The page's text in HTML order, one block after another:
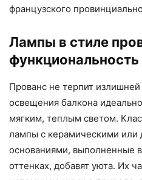
французского
Лампы в стиле
функциональность
Прованс не терпит
освещения балкона
мягким, теплым светом.
лампы с керамическими или
основаниями, выполненные
оттенках, добавят уюта. Их